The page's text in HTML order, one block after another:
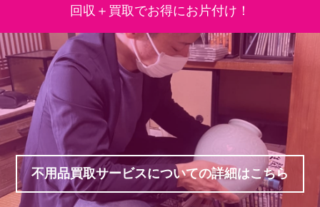
回収＋買取でお得にお片付け！
不用品買取サービスについての詳細はこちら